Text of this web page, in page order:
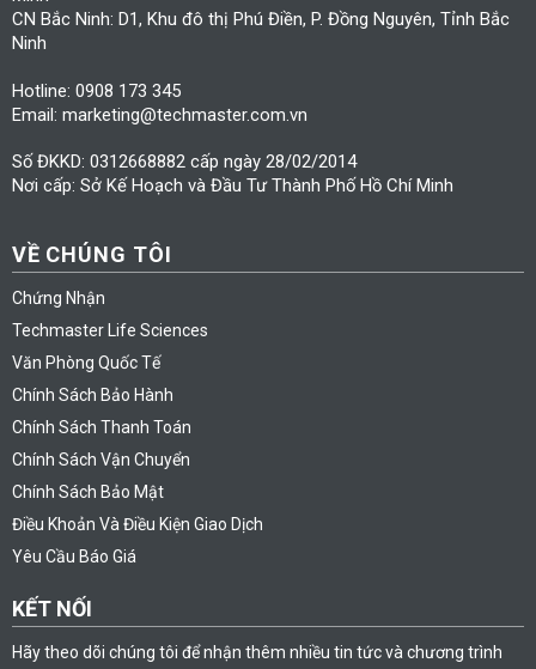
CN Bắc Ninh: D1, Khu đô thị Phú Điền, P. Đồng Nguyên, Tỉnh Bắc
Ninh
Hotline: 0908 173 345
Email: marketing@techmaster.com.vn
Số ĐKKD: 0312668882 cấp ngày 28/02/2014
Nơi cấp: Sở Kế Hoạch và Đầu Tư Thành Phố Hồ Chí Minh
VỀ CHÚNG TÔI
Chứng Nhận
Techmaster Life Sciences
Văn Phòng Quốc Tế
Chính Sách Bảo Hành
Chính Sách Thanh Toán
Chính Sách Vận Chuyển
Chính Sách Bảo Mật
Điều Khoản Và Điều Kiện Giao Dịch
Yêu Cầu Báo Giá
KẾT NỐI
Hãy theo dõi chúng tôi để nhận thêm nhiều tin tức và chương trình